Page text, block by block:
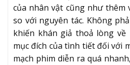
của nhân vật cũng như thêm
so với nguyên tác. Không
khiến khán giả thoả lòng về
mục đích của tình tiết đối với
mạch phim diễn ra quá